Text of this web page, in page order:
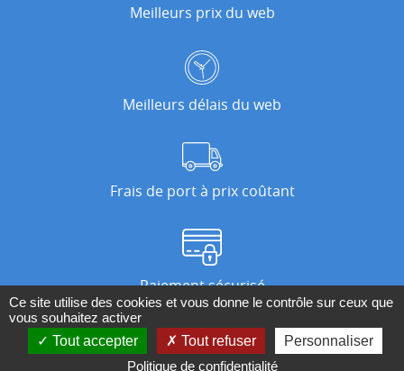
Meilleurs prix du web
Meilleurs délais du web
Frais de port à prix coûtant
Paiement sécurisé
Nos magasins
Ce site utilise des cookies et vous donne le contrôle sur ceux que
vous souhaitez activer
Tout accepter
Tout refuser
Personnaliser
Politique de confidentialité